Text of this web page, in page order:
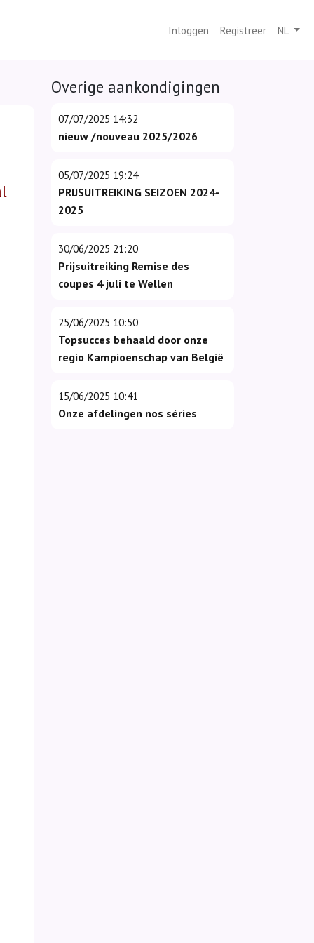
Inloggen Registreer NL
Overige aankondigingen
07/07/2025 14:32
nieuw /nouveau 2025/2026
05/07/2025 19:24
PRIJSUITREIKING SEIZOEN 2024-
2025
30/06/2025 21:20
Prijsuitreiking Remise des
coupes 4 juli te Wellen
25/06/2025 10:50
Topsucces behaald door onze
regio Kampioenschap van België
15/06/2025 10:41
Onze afdelingen nos séries